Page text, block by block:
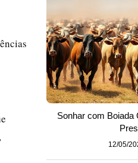
Sonhar com Boiada
12/05/